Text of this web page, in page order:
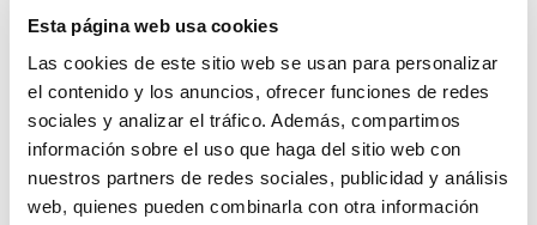
Esta página web usa cookies
Las cookies de este sitio web se usan para personalizar
el contenido y los anuncios, ofrecer funciones de redes
sociales y analizar el tráfico. Además, compartimos
información sobre el uso que haga del sitio web con
nuestros partners de redes sociales, publicidad y análisis
web, quienes pueden combinarla con otra información
gama de fotómetros Lovibond. Cada reactivo viene con
instrucciones de uso, detalle del principio de reacción, rango
de detección y accesorios aconsejados para conseguir un
nivel de detección óptimo. Los mismos reactivos darán
límites de sensibilidad diferentes en uno u otro fotómetro,
con cubetas de mayor o menor paso de luz.
Ver más
Documentación técnica
TDS / Ficha técnica
COA